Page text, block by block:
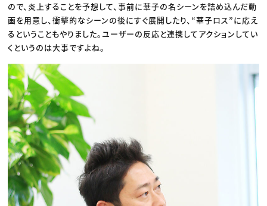
ので、炎上することを予想して、事前に華子の名シーンを詰め込んだ動
画を用意し、衝撃的なシーンの後にすぐ展開したり、“華子ロス”に応え
るということもやりました。ユーザーの反応と連携してアクションしてい
くというのは大事ですよね。